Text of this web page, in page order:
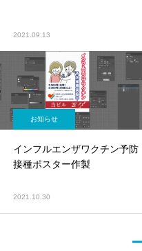
2021.09.13
お知らせ
インフルエンザワクチン予防
接種ポスター作製
2021.10.30